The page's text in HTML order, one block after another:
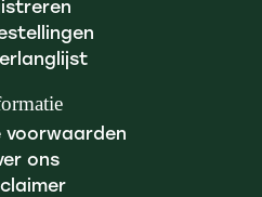
voorwaarden
ons